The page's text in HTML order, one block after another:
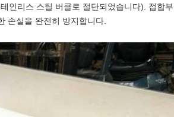
인리스 스틸 버클로 절단되었습니다). 접합
손실을 완전히 방지합니다.